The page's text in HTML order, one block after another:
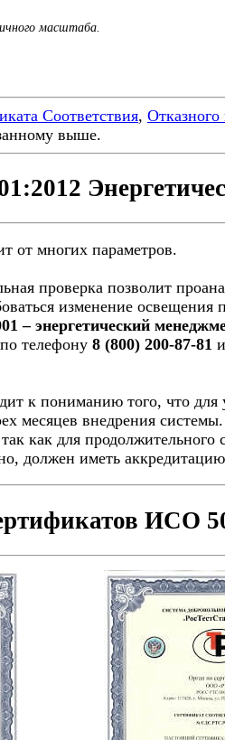
масштаба.
Соответствия, Отказного
выше.
от многих параметров.
проверка позволит
изменение освещения
– энергетический
телефону 8 (800) 200-87-81
к пониманию того, что для
месяцев внедрения
как для
должен иметь
ИСО